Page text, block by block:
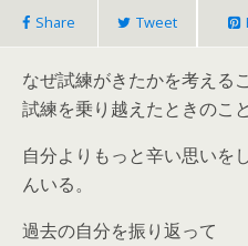
Share Tweet
なぜ試練がきたかを考える
試練を乗り越えたときのこ
自分よりもっと辛い思いを
んいる。
過去の自分を振り返って